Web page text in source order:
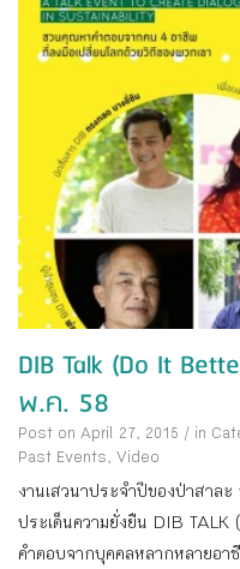
DIB Talk (Do It
พ.ค. 58
Post on April 27, 2015 / in
Past Events, Video
งานเสวนาประจำปีของป่าสาล
ประเด็นความยั่งยืน DIB
คำตอบจากบุคคลหลากหลายอา